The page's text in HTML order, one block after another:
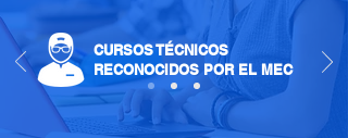
CURSOS TÉCNICOS
RECONOCIDOS POR EL MEC